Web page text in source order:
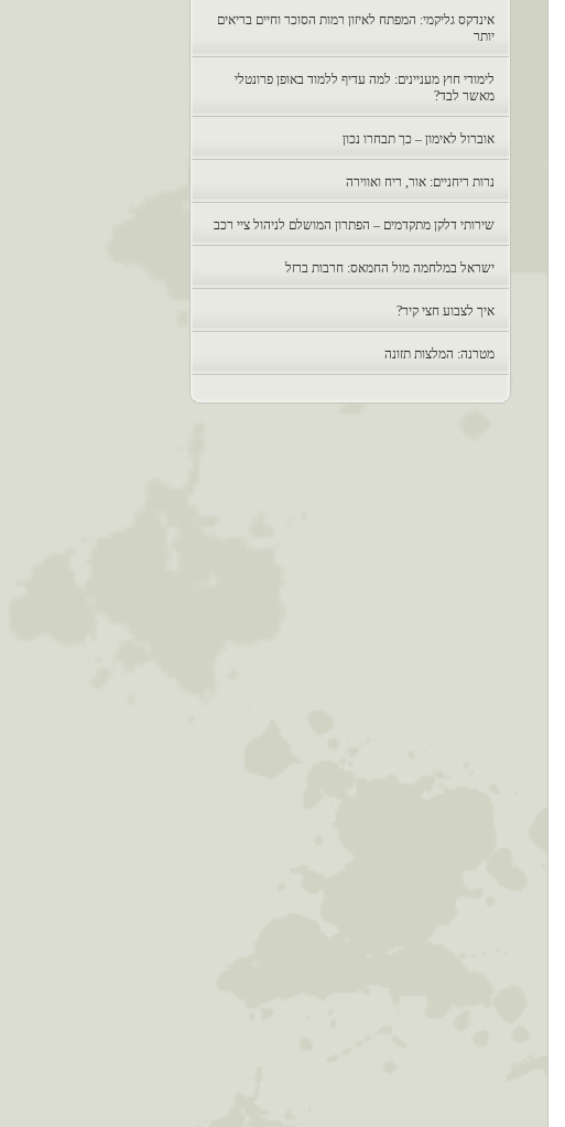
אינדקס גליקמי: המפתח לאיזון רמות הסוכר וחיים בריאים
יותר
לימודי חוץ מעניינים: למה עדיף ללמוד באופן פרונטלי
מאשר לבד?
אוברול לאימון – כך תבחרו נכון
נרות ריחניים: אור, ריח ואווירה
שירותי דלקן מתקדמים – הפתרון המושלם לניהול ציי רכב
ישראל במלחמה מול החמאס: חרבות ברזל
איך לצבוע חצי קיר?
מטרנה: המלצות תזונה